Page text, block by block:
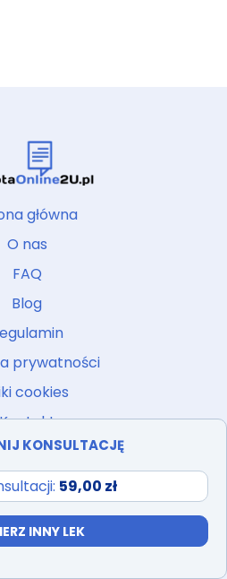
KONSULTACJĘ
59,00 zł
INNY LEK
główna
O nas
FAQ
Blog
prywatności
cookies
usług
leków